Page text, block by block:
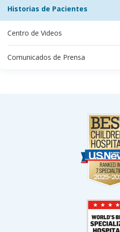
Historias de Pacientes
Centro de Videos
Comunicados de Prensa